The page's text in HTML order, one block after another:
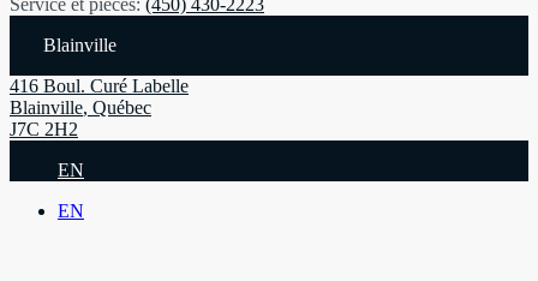
Service et pièces: (450) 430-2223
Blainville
416 Boul. Curé Labelle
Blainville, Québec
J7C 2H2
EN
EN